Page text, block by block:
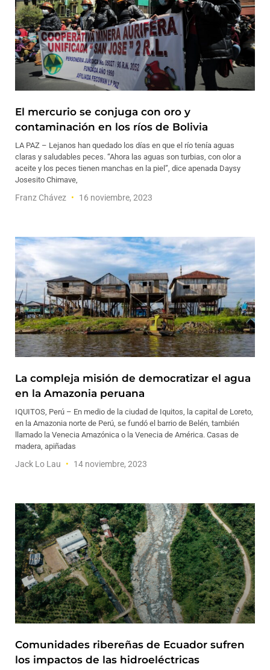
El mercurio se conjuga con oro y
contaminación en los ríos de Bolivia
LA PAZ – Lejanos han quedado los días en que el río tenía aguas
claras y saludables peces. “Ahora las aguas son turbias, con olor a
aceite y los peces tienen manchas en la piel”, dice apenada Daysy
Josesito Chimave,
Franz Chávez 16 noviembre, 2023
La compleja misión de democratizar el agua
en la Amazonia peruana
IQUITOS, Perú – En medio de la ciudad de Iquitos, la capital de Loreto,
en la Amazonia norte de Perú, se fundó el barrio de Belén, también
llamado la Venecia Amazónica o la Venecia de América. Casas de
madera, apiñadas
Jack Lo Lau 14 noviembre, 2023
Comunidades ribereñas de Ecuador sufren
los impactos de las hidroeléctricas